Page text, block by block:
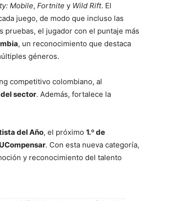
Mobile, Fortnite y Wild Rift. El
juego, de modo que incluso las
pruebas, el jugador con el puntaje más
, un reconocimiento que destaca
géneros.
competitivo colombiano, al
sector. Además, fortalece la
del Año, el próximo 1.º de
UCompensar. Con esta nueva categoría,
y reconocimiento del talento